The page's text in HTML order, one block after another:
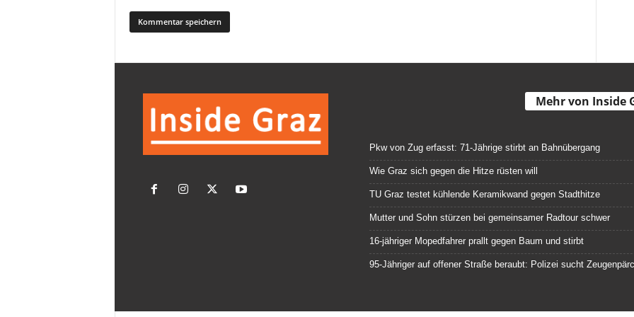
Mehr von Inside
Pkw von Zug erfasst: 71-Jährige stirbt an Bahnübergang
Wie Graz sich gegen die Hitze rüsten will
TU Graz testet kühlende Keramikwand gegen Stadthitze
Mutter und Sohn stürzen bei gemeinsamer Radtour schwer
16-jähriger Mopedfahrer prallt gegen Baum und stirbt
95-Jähriger auf offener Straße beraubt: Polizei sucht